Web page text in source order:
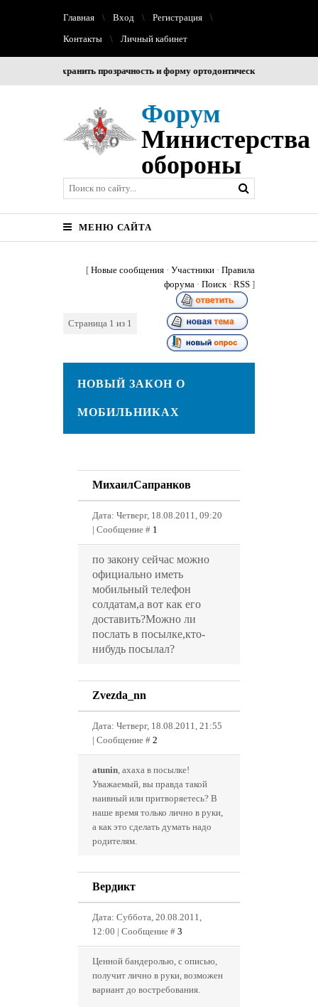
Главная Вход
Регистрация
Контакты
Личный кабинет
сохранить прозрачность и форму ортодонтических капп на весь
Форум
Министерства
обороны
МЕНЮ САЙТА
[ Новые сообщения · Участники · Правила
форума · Поиск· RSS ]
Страница 1 из 1
НОВЫЙ ЗАКОН О
МОБИЛЬНИКАХ
МихаилСапранков
Дата: Четверг, 18.08.2011, 09:20
| Сообщение # 1
по закону сейчас можно
официально иметь
мобильный телефон
солдатам,а вот как его
доставить?Можно ли
послать в посылке,кто-
нибудь посылал?
Zvezda_nn
Дата: Четверг, 18.08.2011, 21:55
| Сообщение # 2
atunin, ахаха в посылке!
Уважаемый, вы правда такой
наивный или притворяетесь? В
наше время только лично в руки,
а как это сделать думать надо
родителям.
Вердикт
Дата: Суббота, 20.08.2011,
12:00 | Сообщение # 3
Ценной бандеролью, с описью,
получит лично в руки, возможен
вариант до востребования.